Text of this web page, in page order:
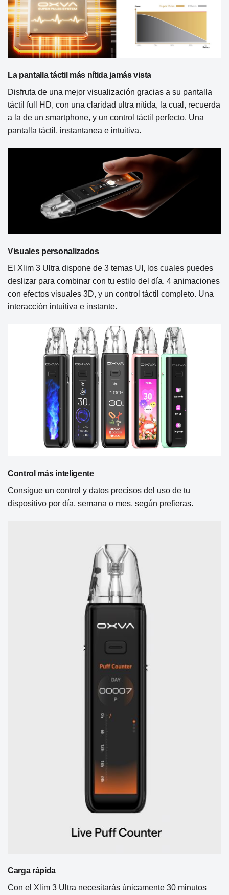
La pantalla táctil más nítida jamás vista
Disfruta de una mejor visualización gracias a su pantalla
táctil full HD, con una claridad ultra nítida, la cual, recuerda
a la de un smartphone, y un control táctil perfecto. Una
pantalla táctil, instantanea e intuitiva.
Visuales personalizados
El Xlim 3 Ultra dispone de 3 temas UI, los cuales puedes
deslizar para combinar con tu estilo del día. 4 animaciones
con efectos visuales 3D, y un control táctil completo. Una
interacción intuitiva e instante.
Control más inteligente
Consigue un control y datos precisos del uso de tu
dispositivo por día, semana o mes, según prefieras.
Carga rápida
Con el Xlim 3 Ultra necesitarás únicamente 30 minutos